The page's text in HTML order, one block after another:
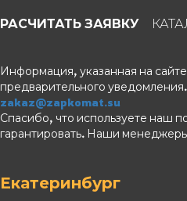
РАСЧИТАТЬ ЗАЯВКУ
Информация, указанная на
предварительного
zakaz@zapkomat.su
Спасибо, что используете наш
гарантировать. Наши
Екатеринбург